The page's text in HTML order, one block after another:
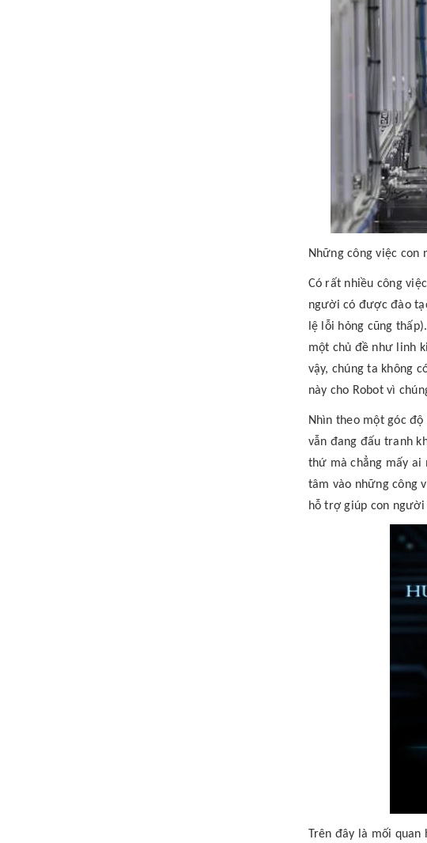
Những công việc con
Có rất nhiều công
người có được đào
lệ lỗi hỏng cũng
một chủ đề như linh
vậy, chúng ta không
này cho Robot vì
Nhìn theo một góc
vẫn đang đấu tranh
thứ mà chẳng mấy ai
tâm vào những công
hỗ trợ giúp con
Trên đây là mối quan